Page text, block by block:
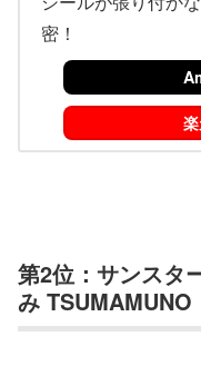
密！
第2位：サンスタ
み TSUMAMUNO